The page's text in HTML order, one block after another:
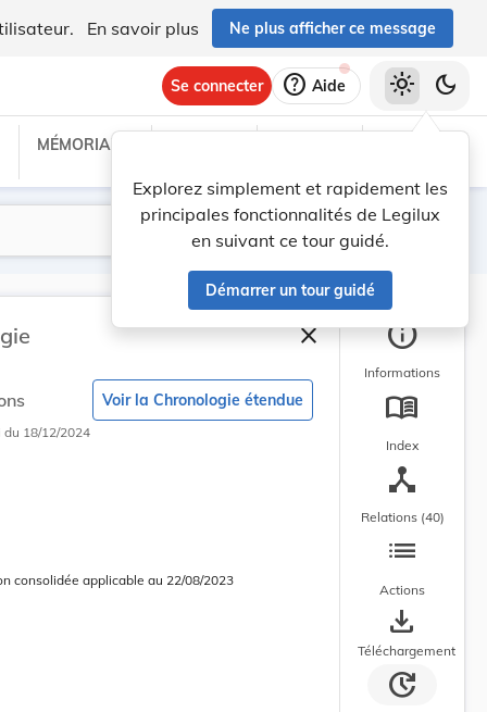
En savoir plus Ne plus afficher ce message
Se connecter help Aide
Explorez simplement et rapidement les
principales fonctionnalités de Legilux
en suivant ce tour guidé.
Démarrer un tour guidé
light_mode dark_mode
MÉMORIAL C
Lancer la recherche
Filtres
closeFermer la barre
Voir la Chronologie étendue
du 23/01/2025
obsolète
consolidée applicable au 24/12/2024
du 18/12/2024
consolidée obsolète
consolidée applicable au 22/08/2023
info
Informations
menu_book
Index
device_hub
Relations (40)
list
Actions
save_alt
Téléchargement
update